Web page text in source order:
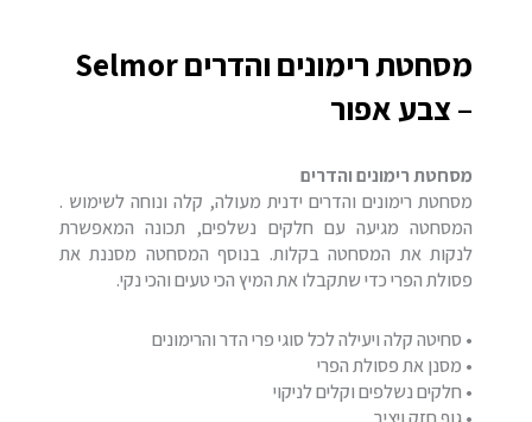
מסחטת רימונים והדרים Selmor
– צבע אפור
מסחטת רימונים והדרים
מסחטת רימונים והדרים ידנית מעולה, קלה ונוחה לשימוש .
המסחטה מגיעה עם חלקים נשלפים, תכונה המאפשרת
לנקות את המסחטה בקלות. בנוסף המסחטה מסננת את
פסולת הפרי כדי שתקבלו את המיץ הכי טעים והכי נקי.
• סחיטה קלה ויעילה לכל סוגי פרי הדר והרימונים
• מסנן את פסולת הפרי
• חלקים נשלפים וקלים לניקוי